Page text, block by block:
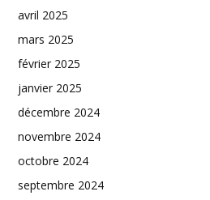
avril 2025
mars 2025
février 2025
janvier 2025
décembre 2024
novembre 2024
octobre 2024
septembre 2024